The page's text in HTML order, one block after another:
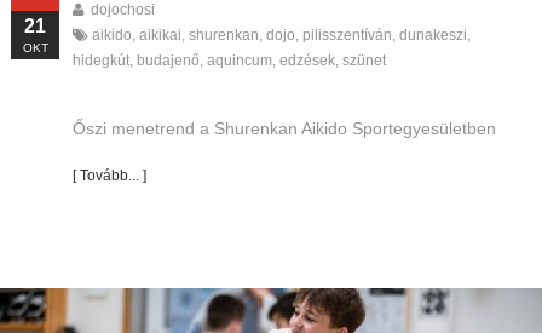
dojochosi
aikido, aikikai, shurenkan, dojo, pilisszentíván, dunakeszi,
hidegkút, budajenő, aquincum, edzések, szünet
Őszi menetrend a Shurenkan Aikido Sportegyesületben
[ Tovább... ]
21
OKT